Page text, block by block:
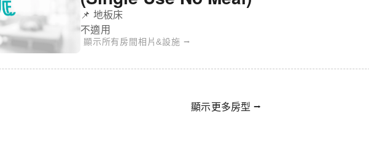
📌 地板床
不適用
顯示所有房間相片&設施 ⭢
顯示更多房型 ⭢
淺草駒形 Wing國際精選飯店 - 日式雙床房 - 禁菸 (獨自入住)